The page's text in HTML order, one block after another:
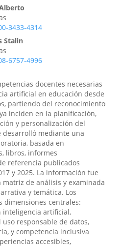
3433-4314
Stalin
6757-4996
docentes necesarias
artificial en educación desde
partiendo del reconocimiento
inciden en la planificación,
y personalización del
desarrolló mediante una
basada en
libros, informes
referencia publicados
y 2025. La información fue
de análisis y examinada
y temática. Los
dimensiones centrales:
inteligencia artificial,
responsable de datos,
y competencia inclusiva
accesibles,